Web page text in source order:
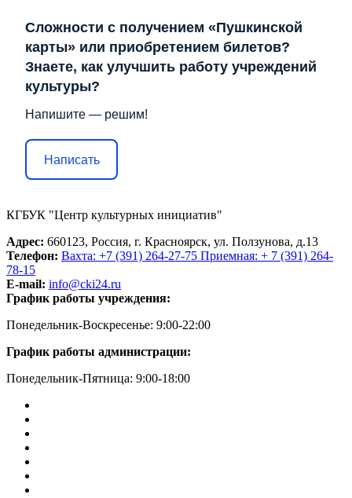
Сложности с получением «Пушкинской
карты» или приобретением билетов?
Знаете, как улучшить работу учреждений
культуры?
Напишите — решим!
Написать
КГБУК "Центр культурных инициатив"
Адрес: 660123, Россия, г. Красноярск, ул. Ползунова, д.13
Телефон: Вахта: +7 (391) 264-27-75 Приемная: + 7 (391) 264-
78-15
E-mail: info@cki24.ru
График работы учреждения:
Понедельник-Воскресенье: 9:00-22:00
График работы администрации:
Понедельник-Пятница: 9:00-18:00